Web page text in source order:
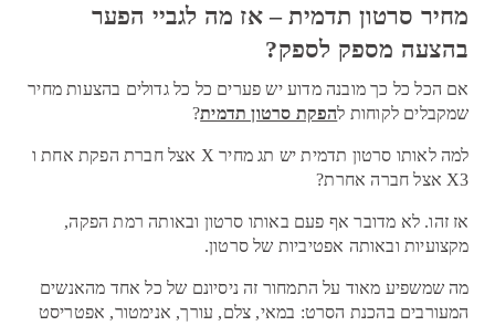
מחיר סרטון תדמית – אז מה לגביי הפער
בהצעה מספק לספק?
אם הכל כל כך מובנה מדוע יש פערים כל כל גדולים בהצעות מחיר
שמקבלים לקוחות להפקת סרטון תדמית?
למה לאותו סרטון תדמית יש תג מחיר X אצל חברת הפקת אחת ו
X3 אצל חברה אחרת?
אז זהו. לא מדובר אף פעם באותו סרטון ובאותה רמת הפקה,
מקצועיות ובאותה אפטיביות של סרטון.
מה שמשפיע מאוד על התמחור זה ניסיונם של כל אחד מהאנשים
המעורבים בהכנת הסרט: במאי, צלם, עורך, אנימטור, אפטריסט